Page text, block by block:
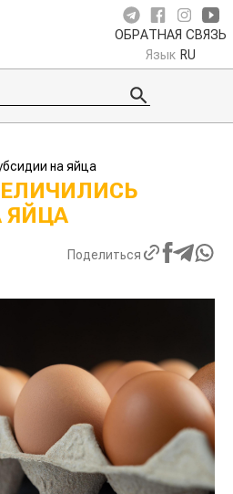
ОБРАТНАЯ СВЯЗЬ
Язык RU
на яйца
ЯЙЦА
Поделиться